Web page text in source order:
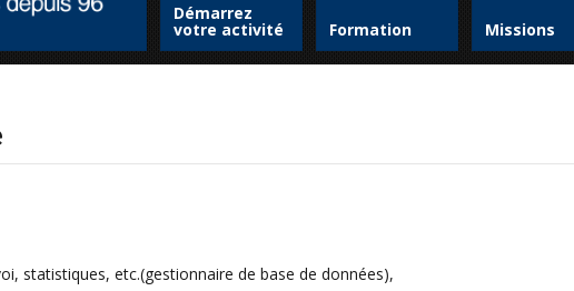
Démarrez
votre activité Formation Missions
statistiques, etc.(gestionnaire de base de données),